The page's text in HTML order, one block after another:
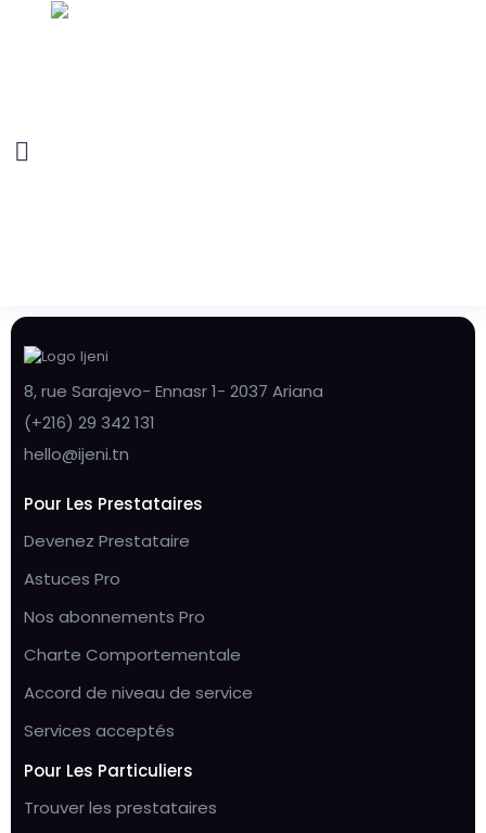
8, rue Sarajevo- Ennasr 1- 2037 Ariana
(+216) 29 342 131
hello@ijeni.tn
Pour Les Prestataires
Devenez Prestataire
Astuces Pro
Nos abonnements Pro
Charte Comportementale
Accord de niveau de service
Services acceptés
Pour Les Particuliers
Trouver les prestataires